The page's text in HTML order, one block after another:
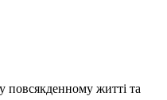
повсякденному житті та